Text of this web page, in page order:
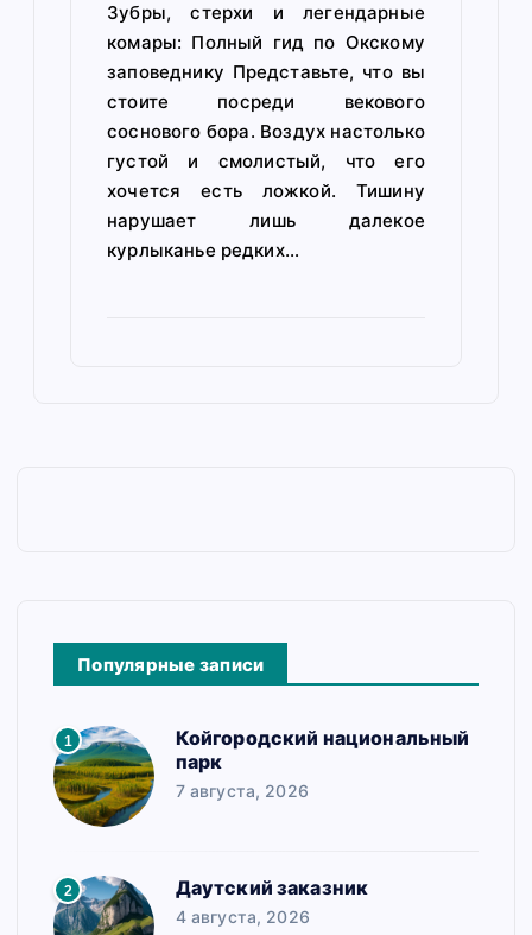
Зубры, стерхи и легендарные
комары: Полный гид по Окскому
заповеднику Представьте, что вы
стоите посреди векового
соснового бора. Воздух настолько
густой и смолистый, что его
хочется есть ложкой. Тишину
нарушает лишь далекое
курлыканье редких…
Популярные записи
1
Койгородский национальный
парк
7 августа, 2026
2 Даутский заказник
4 августа, 2026